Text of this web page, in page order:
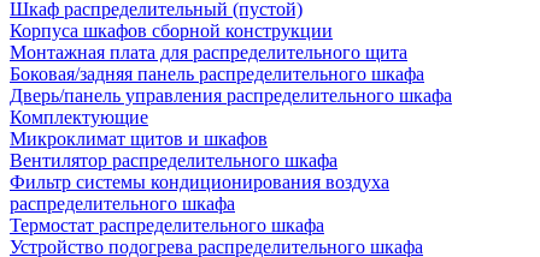
Шкаф распределительный (пустой)
Корпуса шкафов сборной конструкции
Монтажная плата для распределительного щита
Боковая/задняя панель распределительного шкафа
Дверь/панель управления распределительного шкафа
Комплектующие
Микроклимат щитов и шкафов
Вентилятор распределительного шкафа
Фильтр системы кондиционирования воздуха
распределительного шкафа
Термостат распределительного шкафа
Устройство подогрева распределительного шкафа